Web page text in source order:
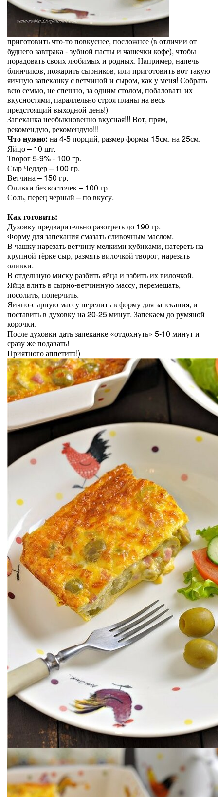
приготовить что-то повкуснее, посложнее (в отличии от
буднего завтрака - зубной пасты и чашечки кофе), чтобы
порадовать своих любимых и родных. Например, напечь
блинчиков, пожарить сырников, или приготовить вот такую
яичную запеканку с ветчиной и сыром, как у меня! Собрать
всю семью, не спешно, за одним столом, побаловать их
вкусностями, параллельно строя планы на весь
предстоящий выходной день!)
Запеканка необыкновенно вкусная!!! Вот, прям,
рекомендую, рекомендую!!!
Что нужно: на 4-5 порций, размер формы 15см. на 25см.
Яйцо – 10 шт.
Творог 5-9% - 100 гр.
Сыр Чеддер – 100 гр.
Ветчина – 150 гр.
Оливки без косточек – 100 гр.
Соль, перец черный – по вкусу.
Как готовить:
Духовку предварительно разогреть до 190 гр.
Форму для запекания смазать сливочным маслом.
В чашку нарезать ветчину мелкими кубиками, натереть на
крупной тёрке сыр, размять вилочкой творог, нарезать
оливки.
В отдельную миску разбить яйца и взбить их вилочкой.
Яйца влить в сырно-ветчинную массу, перемешать,
посолить, поперчить.
Яично-сырную массу перелить в форму для запекания, и
поставить в духовку на 20-25 минут. Запекаем до румяной
корочки.
После духовки дать запеканке «отдохнуть» 5-10 минут и
сразу же подавать!
Приятного аппетита!)